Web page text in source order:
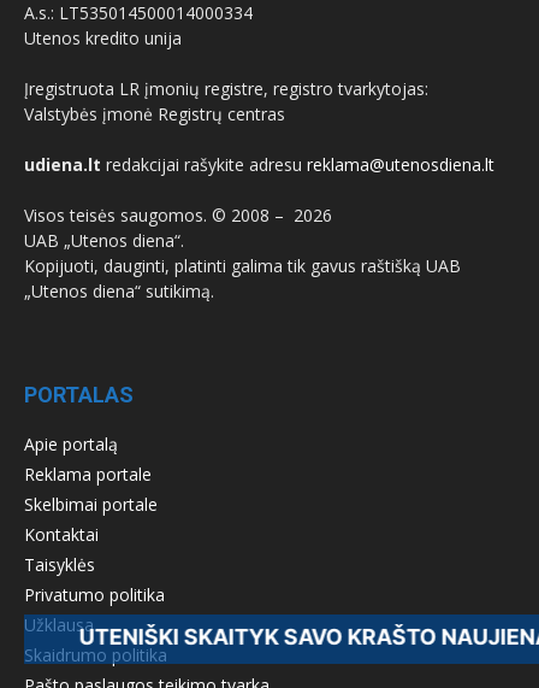
A.s.: LT535014500014000334
Utenos kredito unija
Įregistruota LR įmonių registre, registro tvarkytojas:
Valstybės įmonė Registrų centras
udiena.lt redakcijai rašykite adresu reklama@utenosdiena.lt
Visos teisės saugomos. © 2008 – 2026
UAB „Utenos diena“.
Kopijuoti, dauginti, platinti galima tik gavus raštišką UAB
„Utenos diena“ sutikimą.
PORTALAS
Apie portalą
Reklama portale
Skelbimai portale
Kontaktai
Taisyklės
Privatumo politika
Užklausa
Skaidrumo politika
SKAITYK SAVO KRAŠTO NAUJIENAS -